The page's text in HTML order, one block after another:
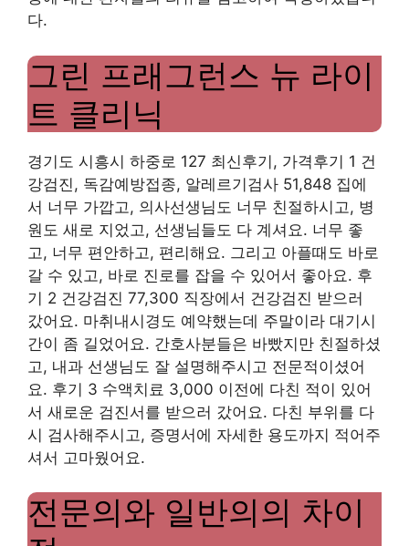
다.
그린 프래그런스 뉴 라이
트 클리닉
경기도 시흥시 하중로 127 최신후기, 가격후기 1 건
강검진, 독감예방접종, 알레르기검사 51,848 집에
서 너무 가깝고, 의사선생님도 너무 친절하시고, 병
원도 새로 지었고, 선생님들도 다 계셔요. 너무 좋
고, 너무 편안하고, 편리해요. 그리고 아플때도 바로
갈 수 있고, 바로 진로를 잡을 수 있어서 좋아요. 후
기 2 건강검진 77,300 직장에서 건강검진 받으러
갔어요. 마취내시경도 예약했는데 주말이라 대기시
간이 좀 길었어요. 간호사분들은 바빴지만 친절하셨
고, 내과 선생님도 잘 설명해주시고 전문적이셨어
요. 후기 3 수액치료 3,000 이전에 다친 적이 있어
서 새로운 검진서를 받으러 갔어요. 다친 부위를 다
시 검사해주시고, 증명서에 자세한 용도까지 적어주
셔서 고마웠어요.
전문의와 일반의의 차이